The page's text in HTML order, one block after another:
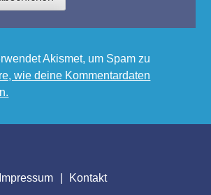
Akismet, um Spam zu
wie deine Kommentardaten
Impressum Kontakt